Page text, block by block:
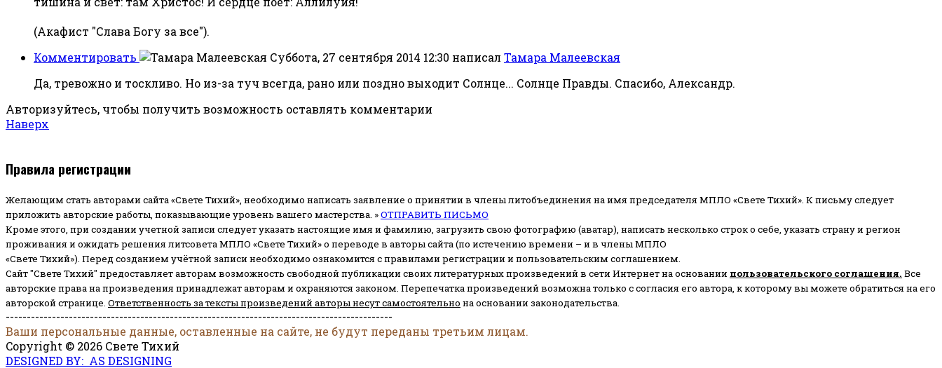
(Акафист "Слава Богу за все").
Комментировать
Суббота, 27 сентября 2014 12:30 написал Тамара Малеевская
Да, тревожно и тоскливо. Но из-за туч всегда, рано или поздно выходит Солнце... Солнце Правды. Спасибо, Александр.
Авторизуйтесь, чтобы получить возможность оставлять комментарии
Наверх
Правила регистрации
Желающим стать авторами сайта «Свете Тихий», необходимо написать заявление о принятии в члены литобъединения на имя председателя МПЛО «Свете Тихий». К письму следует
приложить авторские работы, показывающие уровень вашего мастерства. »ОТПРАВИТЬ ПИСЬМО
Кроме этого, при создании учетной записи следует указать настоящие имя и фамилию, загрузить свою фотографию (аватар), написать несколько строк о себе, указать страну и регион
проживания и ожидать решения литсовета МПЛО «Свете Тихий» о переводе в авторы сайта (по истечению времени – и в члены МПЛО
«Свете Тихий»). Перед созданием учётной записи необходимо ознакомится с правилами регистрации и пользовательским соглашением.
Сайт "Свете Тихий" предоставляет авторам возможность свободной публикации своих литературных произведений в сети Интернет на основании пользовательского соглашения. Все
авторские права на произведения принадлежат авторам и охраняются законом. Перепечатка произведений возможна только с согласия его автора, к которому вы можете обратиться на его
авторской странице. Ответственность за тексты произведений авторы несут самостоятельно на основании законодательства.
--------------------------------------------------------------------------------------------
Ваши персональные данные, оставленные на сайте, не будут переданы третьим лицам.
Copyright © 2026 Свете Тихий
DESIGNED BY: AS DESIGNING